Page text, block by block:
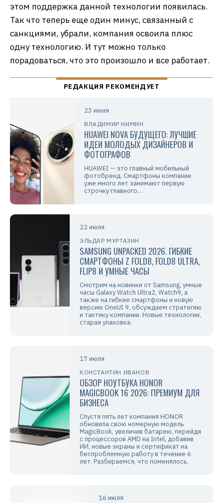
этом поддержка данной технологии появилась.
Так что теперь еще один минус, связанный с
санкциями, убрали, компания освоила плюс
одну технологию. И тут можно только
порадоваться, что это произошло и все работает.
23 июня
ВЛАДИМИР НИМИН
HUAWEI NOVA БУДУЩЕГО: ЛУЧШИЕ
ИДЕИ МОЛОДЫХ ДИЗАЙНЕРОВ И
ФОТОГРАФОВ
HUAWEI — это главный мобильный
фотобренд. Смартфоны компании
уже много лет занимают первую
строчку главного…
22 июля
ЭЛЬДАР МУРТАЗИН
SAMSUNG UNPACKED 2026. ГИБКИЕ
СМАРТФОНЫ Z FOLD8, FOLD8 ULTRA,
FLIP8 И УМНЫЕ ЧАСЫ
Смотрим на новинки от Samsung, умные
часы Galaxy Watch Ultra2, Watch9, а
также на гибкие смартфоны и новую
версию OneUI 9, обсуждаем стратегию
и тактику компании. Новые технологии,
старая упаковка.
17 июля
КОНСТАНТИН ИВАНОВ
ОБЗОР НОУТБУКА HONOR
MAGICBOOK 16 2026: ПРЕМИУМ ДЛЯ
БИЗНЕСА
Спустя пять лет компания HONOR
обновила свою номерную модель
MagicBook, увеличив батарею, перейдя
с процессоров AMD на Intel, добавив
ИИ, новые экраны и сертификат на
беспроблемную работу в течение 6
лет. Разбираемся, что поменялось.
16 июля